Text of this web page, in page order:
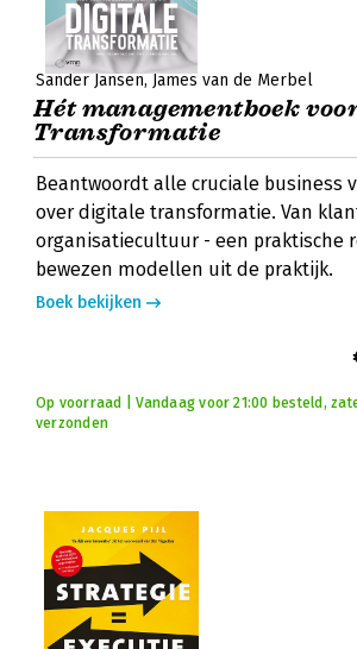
Sander Jansen James van de Merbel
Hét managementboek
Transformatie
Beantwoordt alle cruciale business
over digitale transformatie. Van
organisatiecultuur - een praktische
bewezen modellen uit de praktijk.
Boek bekijken
Op voorraad | Vandaag voor 21:00 besteld,
verzonden